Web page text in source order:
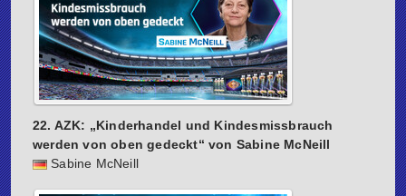
22. AZK: „Kinderhandel und Kindesmissbrauch
werden von oben gedeckt“ von Sabine McNeill
Sabine McNeill